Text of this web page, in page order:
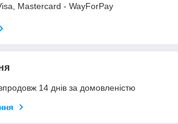
Mastercard - WayForPay
14 днів за домовленістю